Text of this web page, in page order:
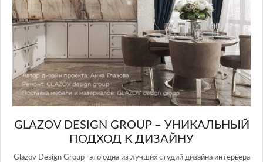
GLAZOV DESIGN GROUP – УНИКАЛЬНЫЙ
ПОДХОД К ДИЗАЙНУ
Glazov Design Group- это одна из лучших студий дизайна интерьера